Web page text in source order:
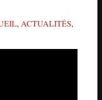
, ACTUALITÉS,